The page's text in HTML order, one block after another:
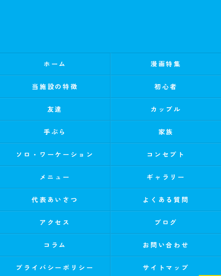
ホーム 漫画特集
当施設の特徴 初心者
友達 カップル
手ぶら 家族
ソロ・ワーケーション コンセプト
メニュー ギャラリー
代表あいさつ よくある質問
アクセス ブログ
コラム お問い合わせ
プライバシーポリシー サイトマップ